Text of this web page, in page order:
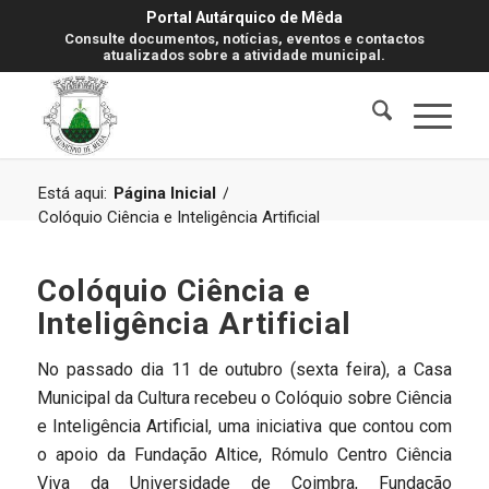
Portal Autárquico de Mêda
Consulte documentos, notícias, eventos e contactos
atualizados sobre a atividade municipal.
Está aqui: Página Inicial /
Colóquio Ciência e Inteligência Artificial
Colóquio Ciência e
Inteligência Artificial
No passado dia 11 de outubro (sexta feira), a Casa
Municipal da Cultura recebeu o Colóquio sobre Ciência
e Inteligência Artificial, uma iniciativa que contou com
o apoio da Fundação Altice, Rómulo Centro Ciência
Viva da Universidade de Coimbra, Fundação